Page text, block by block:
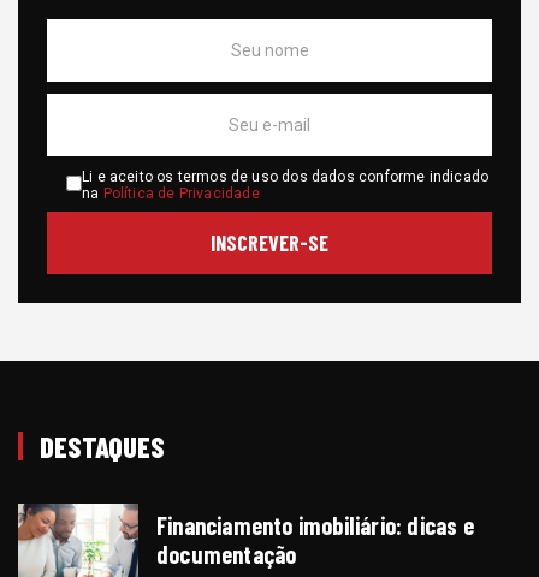
Li e aceito os termos de uso dos dados conforme indicado
na Política de Privacidade
DESTAQUES
Financiamento imobiliário: dicas e
documentação